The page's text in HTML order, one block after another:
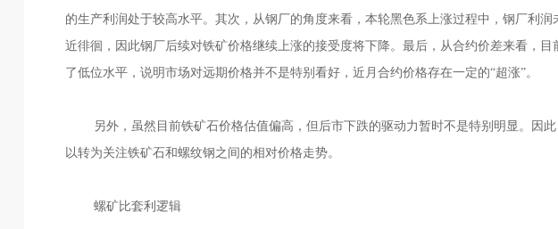
的生产利润处于较高水平。其次，从钢厂的角度来看，本轮黑色系上涨过程中，钢厂利
近徘徊，因此钢厂后续对铁矿价格继续上涨的接受度将下降。最后，从合约价差来看，
了低位水平，说明市场对远期价格并不是特别看好，近月合约价格存在一定的“超涨”。
另外，虽然目前铁矿石价格估值偏高，但后市下跌的驱动力暂时不是特别明显。因
以转为关注铁矿石和螺纹钢之间的相对价格走势。
螺矿比套利逻辑